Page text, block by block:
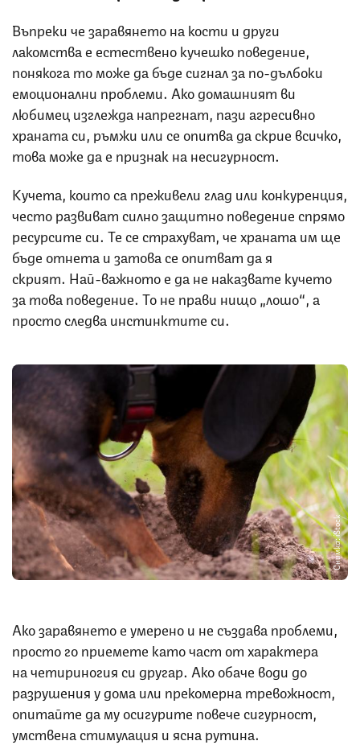
Въпреки че заравянето на кости и други
лакомства е естествено кучешко поведение,
понякога то може да бъде сигнал за по-дълбоки
емоционални проблеми. Ако домашният ви
любимец изглежда напрегнат, пази агресивно
храната си, ръмжи или се опитва да скрие всичко,
това може да е признак на несигурност.
Кучета, които са преживели глад или конкуренция,
често развиват силно защитно поведение спрямо
ресурсите си. Те се страхуват, че храната им ще
бъде отнета и затова се опитват да я
скрият. Най-важното е да не наказвате кучето
за това поведение. То не прави нищо „лошо“, а
просто следва инстинктите си.
Снимка: iStock
Ако заравянето е умерено и не създава проблеми,
просто го приемете като част от характера
на четириногия си другар. Ако обаче води до
разрушения у дома или прекомерна тревожност,
опитайте да му осигурите повече сигурност,
умствена стимулация и ясна рутина.